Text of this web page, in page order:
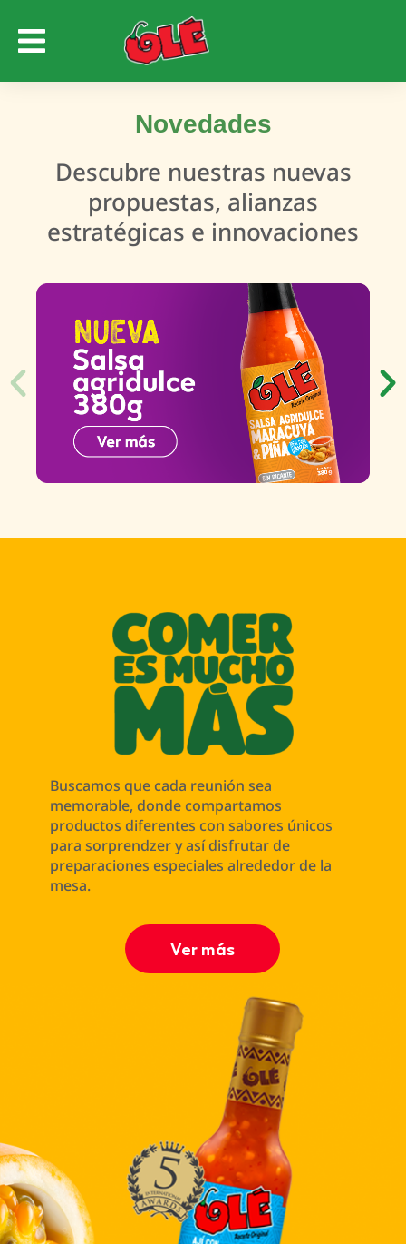
Novedades
Descubre nuestras nuevas
propuestas, alianzas
estratégicas e innovaciones
Buscamos que cada reunión sea
memorable, donde compartamos
productos diferentes con sabores únicos
para sorprendzer y así disfrutar de
preparaciones especiales alrededor de la
mesa.
Ver más